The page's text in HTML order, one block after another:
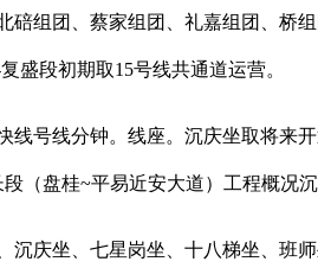
组团、蔡家组团、礼嘉组团、桥
盛段初期取15号线共通道运营。
线分钟。线座。沉庆坐取将来
（盘桂~平易近安大道）工程概况
坐、七星岗坐、十八梯坐、班